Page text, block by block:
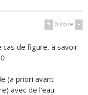
+ 0vote -
cas de figure, à savoir
(a priori avant
avec de l'eau